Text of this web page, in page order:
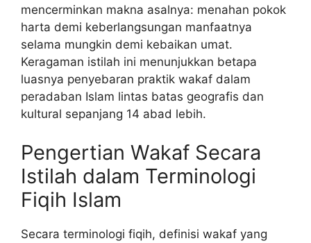
mencerminkan makna asalnya: menahan pokok
harta demi keberlangsungan manfaatnya
selama mungkin demi kebaikan umat.
Keragaman istilah ini menunjukkan betapa
luasnya penyebaran praktik wakaf dalam
peradaban Islam lintas batas geografis dan
kultural sepanjang 14 abad lebih.
Pengertian Wakaf Secara
Istilah dalam Terminologi
Fiqih Islam
Secara terminologi fiqih, definisi wakaf yang